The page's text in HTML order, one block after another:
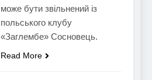
може бути звільнений із
польського клубу
«Заглембе» Сосновець.
Read More